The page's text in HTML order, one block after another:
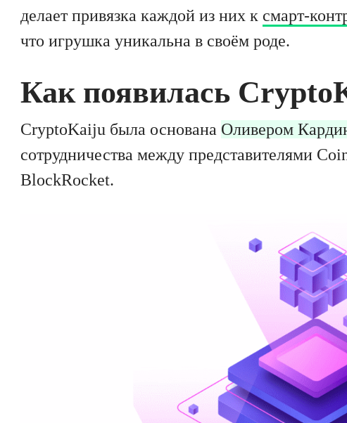
делает привязка каждой из них к смарт-
что игрушка уникальна в своём роде.
Как появилась
CryptoKaiju была основана Оливером
сотрудничества между представителями
BlockRocket.